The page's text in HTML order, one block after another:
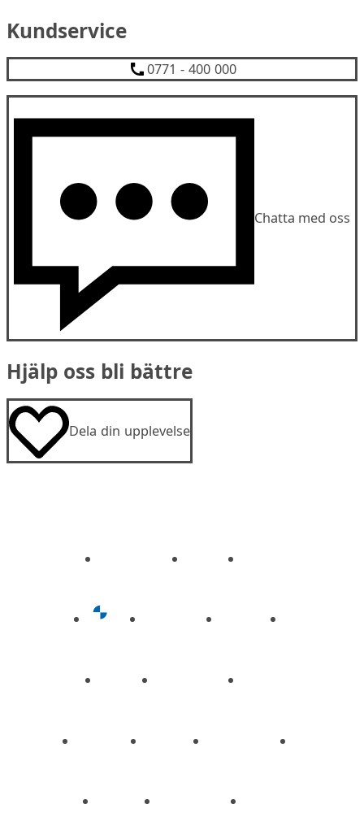
Kundservice
0771 - 400 000
Chatta med oss
Hjälp oss bli bättre
Dela din upplevelse